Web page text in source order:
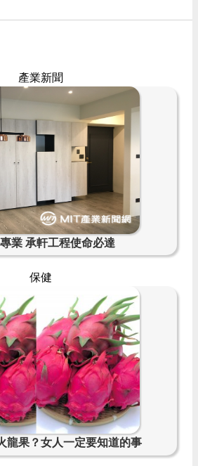
產業新聞
業 承軒工程使命必達
保健
龍果？女人一定要知道的事